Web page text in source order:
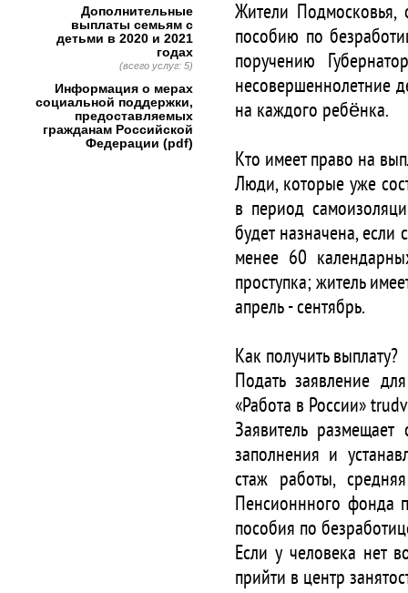
Жители Подмосковья,
пособию по
поручению
несовершеннолетние
на каждого ребёнка.
Кто имеет право на
Люди, которые уже
в период
будет назначена,
менее 60
проступка; житель
апрель - сентябрь.
Как получить выплату?
Подать заявление
«Работа в России»
Заявитель
заполнения и
стаж работы,
Пенсионнного фонда
пособия по
Если у человека нет
прийти в центр
Дополнительные
выплаты семьям с
детьми в 2020 и 2021
годах
(всего услуг: 5)
Информация о мерах
социальной поддержки,
предоставляемых
гражданам Российской
Федерации (pdf)